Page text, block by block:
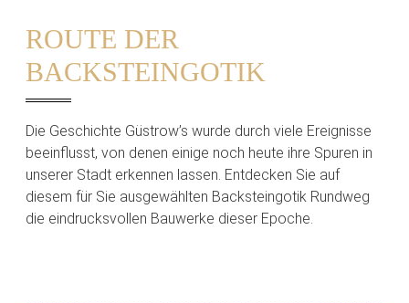
ROUTE DER
BACKSTEINGOTIK
Die Geschichte Güstrow’s wurde durch viele Ereignisse
beeinflusst, von denen einige noch heute ihre Spuren in
unserer Stadt erkennen lassen. Entdecken Sie auf
diesem für Sie ausgewählten Backsteingotik Rundweg
die eindrucksvollen Bauwerke dieser Epoche.